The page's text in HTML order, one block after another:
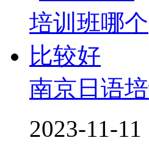
南京日语
2023-11-11